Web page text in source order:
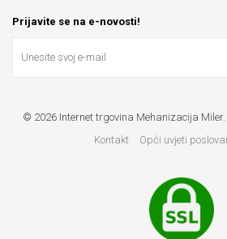
Prijavite se na e-novosti!
© 2026 Internet trgovina Mehanizacija
Kontakt
Opći uvjeti